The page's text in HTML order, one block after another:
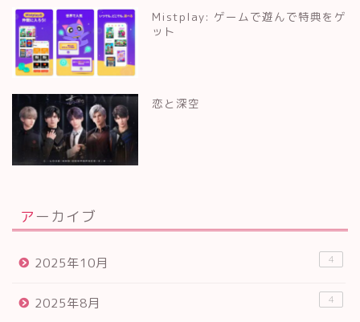
Mistplay: ゲームで遊んで特典をゲ
ット
恋と深空
アーカイブ
2025年10月 4
2025年8月 4